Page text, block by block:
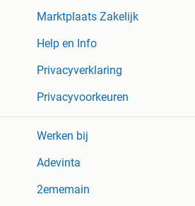
Marktplaats Zakelijk
Help en Info
Privacyverklaring
Privacyvoorkeuren
Werken bij
Adevinta
2ememain